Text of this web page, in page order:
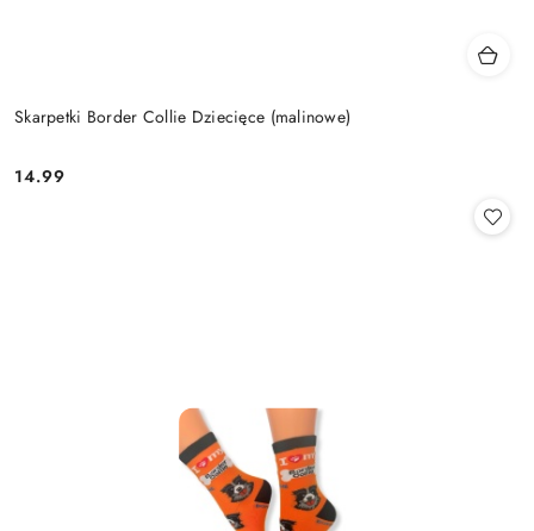
Skarpetki Border Collie Dziecięce (malinowe)
Cena:
14.99